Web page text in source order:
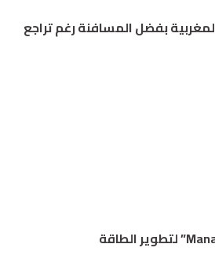
بفضل المسافنة رغم تراجع